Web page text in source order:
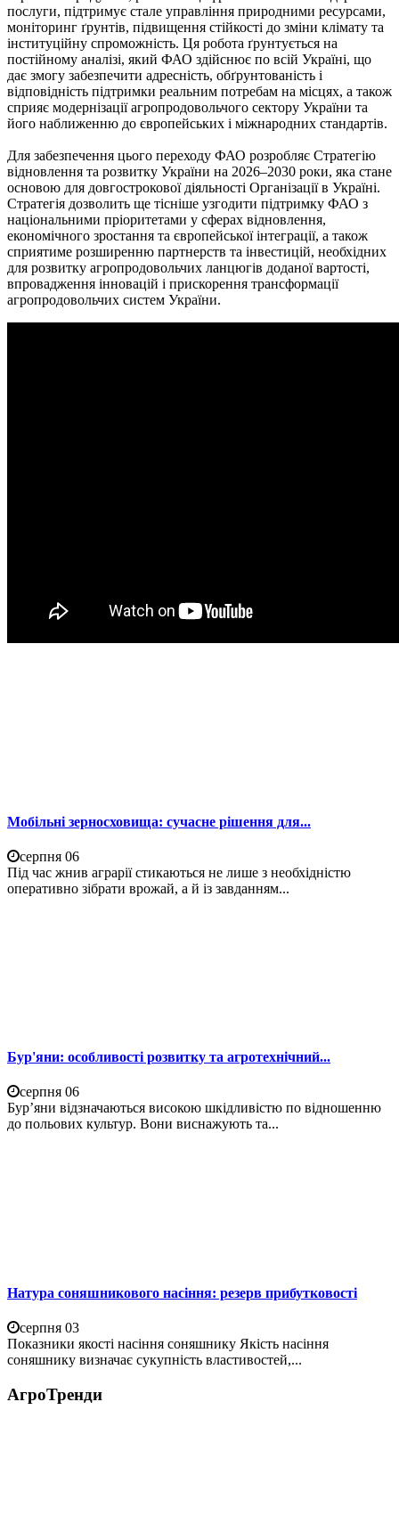
послуги, підтримує стале управління природними ресурсами,
моніторинг ґрунтів, підвищення стійкості до зміни клімату та
інституційну спроможність. Ця робота ґрунтується на
постійному аналізі, який ФАО здійснює по всій Україні, що
дає змогу забезпечити адресність, обґрунтованість і
відповідність підтримки реальним потребам на місцях, а також
сприяє модернізації агропродовольчого сектору України та
його наближенню до європейських і міжнародних стандартів.
Для забезпечення цього переходу ФАО розробляє Стратегію
відновлення та розвитку України на 2026–2030 роки, яка стане
основою для довгострокової діяльності Організації в Україні.
Стратегія дозволить ще тісніше узгодити підтримку ФАО з
національними пріоритетами у сферах відновлення,
економічного зростання та європейської інтеграції, а також
сприятиме розширенню партнерств та інвестицій, необхідних
для розвитку агропродовольчих ланцюгів доданої вартості,
впровадження інновацій і прискорення трансформації
агропродовольчих систем України.
Мобільні зерносховища: сучасне рішення для...
серпня 06
Під час жнив аграрії стикаються не лише з необхідністю
оперативно зібрати врожай, а й із завданням...
Бур'яни: особливості розвитку та агротехнічний...
серпня 06
Бур’яни відзначаються високою шкідливістю по відношенню
до польових культур. Вони виснажують та...
Натура соняшникового насіння: резерв прибутковості
серпня 03
Показники якості насіння соняшнику Якість насіння
соняшнику визначає сукупність властивостей,...
АгроТренди